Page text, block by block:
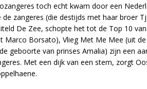
toch echt kwam door een
de zangeres (die destijds met haar broer
De Zee, schopte het tot de Top 10
Marco Borsato), Vlieg Met Me Mee (uit
geboorte van prinses Amalia) zijn een
Met een dijk van een stem, zorgt